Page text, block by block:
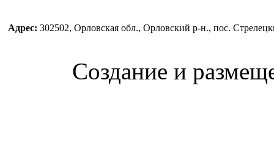
Адрес: 302502, Орловская обл., Орловский р-н., пос.
Создание и